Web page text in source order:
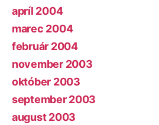
apríl 2004
marec 2004
február 2004
november 2003
október 2003
september 2003
august 2003